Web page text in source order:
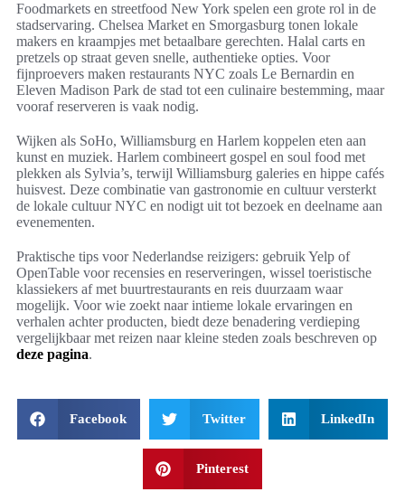
Foodmarkets en streetfood New York spelen een grote rol in de
stadservaring. Chelsea Market en Smorgasburg tonen lokale
makers en kraampjes met betaalbare gerechten. Halal carts en
pretzels op straat geven snelle, authentieke opties. Voor
fijnproevers maken restaurants NYC zoals Le Bernardin en
Eleven Madison Park de stad tot een culinaire bestemming, maar
vooraf reserveren is vaak nodig.
Wijken als SoHo, Williamsburg en Harlem koppelen eten aan
kunst en muziek. Harlem combineert gospel en soul food met
plekken als Sylvia’s, terwijl Williamsburg galeries en hippe cafés
huisvest. Deze combinatie van gastronomie en cultuur versterkt
de lokale cultuur NYC en nodigt uit tot bezoek en deelname aan
evenementen.
Praktische tips voor Nederlandse reizigers: gebruik Yelp of
OpenTable voor recensies en reserveringen, wissel toeristische
klassiekers af met buurtrestaurants en reis duurzaam waar
mogelijk. Voor wie zoekt naar intieme lokale ervaringen en
verhalen achter producten, biedt deze benadering verdieping
vergelijkbaar met reizen naar kleine steden zoals beschreven op
deze pagina.
Facebook Twitter LinkedIn
Pinterest